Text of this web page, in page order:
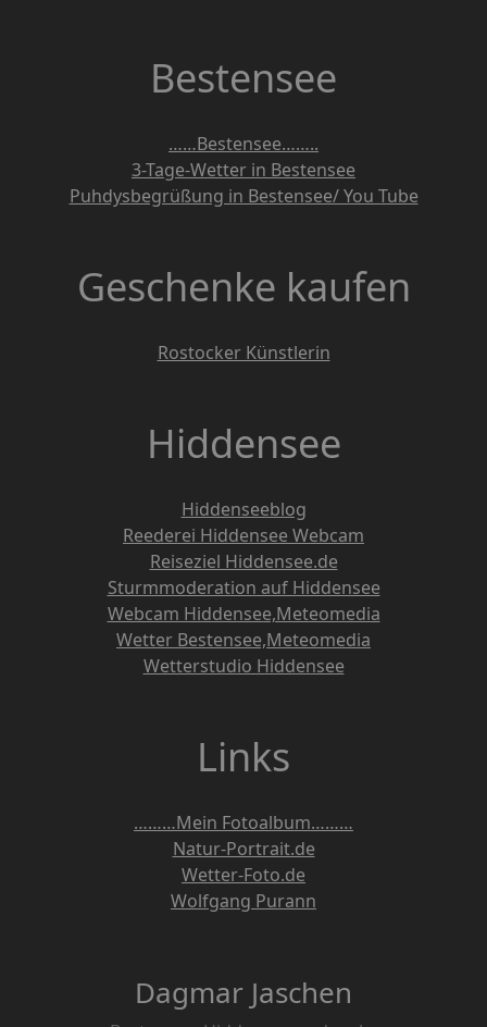
Bestensee
……Bestensee……..
3-Tage-Wetter in Bestensee
Puhdysbegrüßung in Bestensee/ You Tube
Geschenke kaufen
Rostocker Künstlerin
Hiddensee
Hiddenseeblog
Reederei Hiddensee Webcam
Reiseziel Hiddensee.de
Sturmmoderation auf Hiddensee
Webcam Hiddensee,Meteomedia
Wetter Bestensee,Meteomedia
Wetterstudio Hiddensee
Links
………Mein Fotoalbum………
Natur-Portrait.de
Wetter-Foto.de
Wolfgang Purann
Dagmar Jaschen